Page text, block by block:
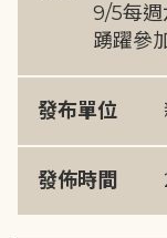
9/5每週
踴躍參
發布單位
發佈時間